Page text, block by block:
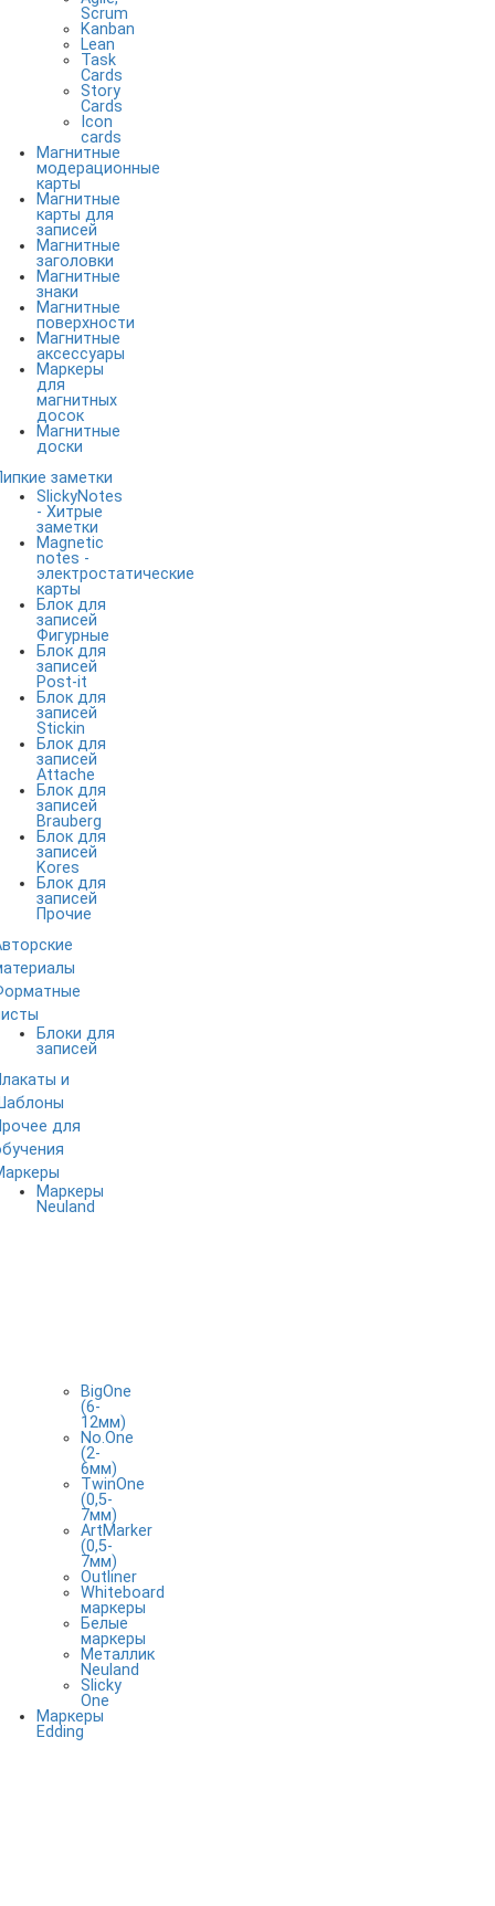
Scrum
Kanban
Lean
Task
Cards
Story
Cards
Icon
cards
Магнитные
модерационные
карты
Магнитные
карты для
записей
Магнитные
заголовки
Магнитные
знаки
Магнитные
поверхности
Магнитные
аксессуары
Маркеры
для
магнитных
досок
Магнитные
доски
заметки
SlickyNotes
- Хитрые
заметки
Magnetic
notes -
электростатические
карты
Блок для
записей
Фигурные
Блок для
записей
Post-it
Блок для
записей
Stickin
Блок для
записей
Attache
Блок для
записей
Brauberg
Блок для
записей
Kores
Блок для
записей
Прочие
Блоки для
записей
и
для
Маркеры
Neuland
BigOne
(6-
12мм)
No.One
(2-
6мм)
TwinOne
(0,5-
7мм)
ArtMarker
(0,5-
7мм)
Outliner
Whiteboard
маркеры
Белые
маркеры
Металлик
Neuland
Slicky
One
Маркеры
Edding